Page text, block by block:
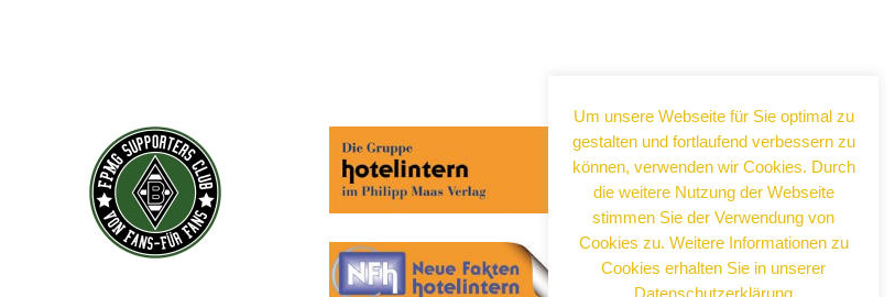
Wenn Sie noch mehr wissen wollen,
tragen Sie sich ein für einen kostenlosen
Newsletter und erhalten Sie vertiefende
Infos zu gesellschaftlichen
Entwicklungen, Kulinarik, Kunst und Kultur
in Neuss!
Um unsere Webseite für Sie optimal zu
gestalten und fortlaufend verbessern zu
können, verwenden wir Cookies. Durch
die weitere Nutzung der Webseite
stimmen Sie der Verwendung von
Cookies zu. Weitere Informationen zu
Cookies erhalten Sie in unserer
Datenschutzerklärung